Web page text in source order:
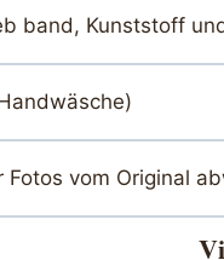
band, Kunststoff
vom Original